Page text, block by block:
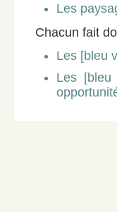
Les
Chacun fait
Les [bleu
Les [bleu